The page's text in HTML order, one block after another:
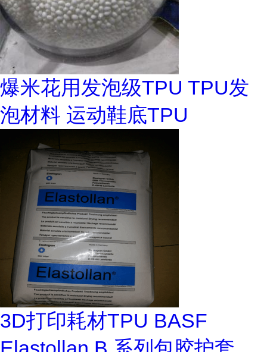
爆米花用发泡级TPU TPU发
泡材料 运动鞋底TPU
3D打印耗材TPU BASF